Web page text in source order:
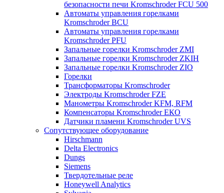
безопасности печи Kromschroder FCU 500
Автоматы управления горелками
Kromschroder BCU
Автоматы управления горелками
Kromschroder PFU
Запальные горелки Kromschroder ZМI
Запальные горелки Kromschroder ZKIH
Запальные горелки Kromschroder ZIO
Горелки
Трансформаторы Kromschroder
Электроды Kromschroder FZE
Манометры Kromschroder KFM, RFM
Компенсаторы Kromschroder ЕКО
Датчики пламени Kromschroder UVS
Сопутствующее оборудование
Hirschmann
Delta Electronics
Dungs
Siemens
Твердотельные реле
Honeywell Analytics